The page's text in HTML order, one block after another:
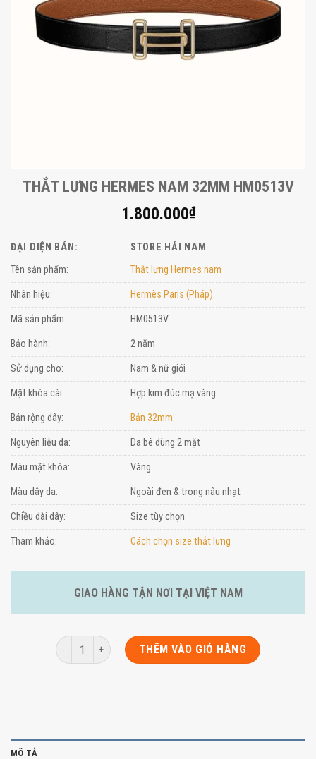
THẮT LƯNG HERMES NAM 32MM HM0513V
1.800.000₫
ĐẠI DIỆN BÁN:
STORE HẢI NAM
Tên sản phẩm:
Thắt lưng Hermes nam
Nhãn hiệu: Hermès Paris (Pháp)
Mã sản phẩm: HM0513V
Bảo hành: 2 năm
Sử dụng cho: Nam & nữ giới
Mặt khóa cài: Hợp kim đúc mạ vàng
Bản rộng dây: Bản 32mm
Nguyên liệu da: Da bê dùng 2 mặt
Màu mặt khóa: Vàng
Màu dây da: Ngoài đen & trong nâu nhạt
Chiều dài dây: Size tùy chọn
Tham khảo: Cách chọn size thắt lưng
GIAO HÀNG TẬN NƠI TẠI VIỆT NAM
Số lượng THÊM VÀO GIỎ HÀNG
MÔ TẢ